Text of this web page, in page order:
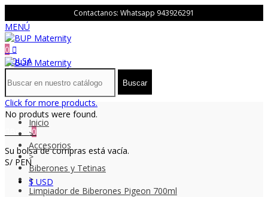
Contactanos: Whatsapp 943926291
MENÚ
0
BOLSA
Buscar
Click for more products.
No produts were found.
Bolsa0
Su bolsa de compras está vacía.
S/ PEN
$ USD
Inicio
>
Accesorios
>
Biberones y Tetinas
>
Limpiador de Biberones Pigeon 700ml